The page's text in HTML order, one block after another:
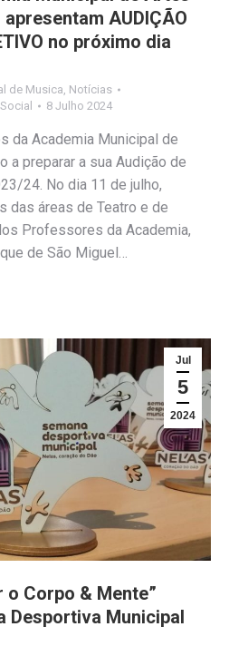
AUDIÇÃO
no próximo dia
de Musica, Notícias
8 Julho 2024
da Academia Municipal de
a preparar a sua Audição de
24. No dia 11 de julho,
das áreas de Teatro e de
Professores da Academia,
de São Miguel…
Jul
5
2024
o Corpo & Mente”
Desportiva Municipal